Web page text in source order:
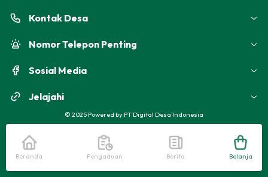
Beranda Pengaduan Berita Belanja
Kontak Desa
Nomor Telepon Penting
Sosial Media
Jelajahi
© 2025Powered byPT Digital Desa Indonesia
Matikan Animasi